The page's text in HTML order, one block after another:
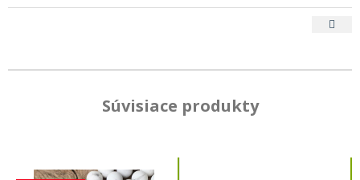
Súvisiace produkty